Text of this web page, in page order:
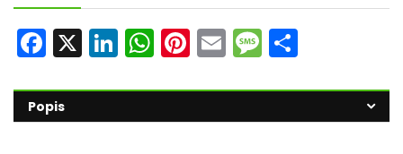
F
a
c
e
X Li
n
k
e
W
h
a
ts
Pi
nt
er
e
E
m
ai
l
M
e
s
s
ar
e
Popis